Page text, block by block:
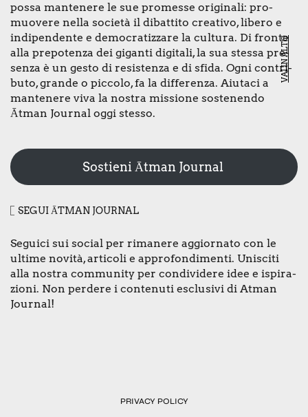
pos­sa man­te­ne­re le sue pro­mes­se ori­gi­na­li: pro­
muo­ve­re nel­la socie­tà il dibat­ti­to crea­ti­vo, libe­ro e
indi­pen­den­te e demo­cra­tiz­za­re la cul­tu­ra. Di fron­te
alla pre­po­ten­za dei gigan­ti digi­ta­li, la sua stes­sa pre­
sen­za è un gesto di resi­sten­za e di sfi­da. Ogni con­tri­
bu­to, gran­de o pic­co­lo, fa la dif­fe­ren­za. Aiu­ta­ci a
man­te­ne­re viva la nostra mis­sio­ne soste­nen­do
Ātman Jour­nal oggi stes­so.
Sostieni Ātman Journal
SEGUI ĀTMAN JOUR­NAL
Segui­ci sui social per rima­ne­re aggior­na­to con le
ulti­me novi­tà, arti­co­li e appro­fon­di­men­ti. Uni­sci­ti
alla nostra com­mu­ni­ty per con­di­vi­de­re idee e ispi­ra­
zio­ni. Non per­de­re i con­te­nu­ti esclu­si­vi di Atman
Jour­nal!
PRI­VA­CY POLI­CY
VAI IN ALTO